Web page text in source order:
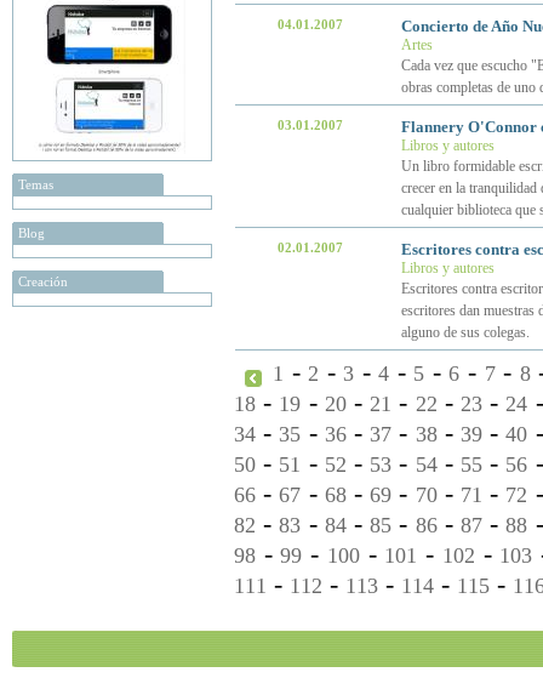
Temas
Blog
Creación
04.01.2007 Concierto de Año
Artes
Cada vez que escucho
obras completas de
03.01.2007 Flannery O'Connor
Libros y autores
Un libro formidable
crecer en la tranquilidad
cualquier biblioteca que
02.01.2007 Escritores contra
Libros y autores
Escritores contra
escritores dan muestras
alguno de sus colegas.
1 -2 - 3 -4 - 5 -6 - 7- 8
18 - 19 - 20-21 - 22 - 23-24
34 - 35 - 36- 37 - 38- 39-40
50 - 51 - 52 - 53 - 54- 55- 56
66 -67 - 68-69 - 70- 71 - 72
82 -83 - 84-85 - 86- 87-88
98 -99 - 100- 101 - 102 - 103
111 - 112 - 113 - 114 - 115 -